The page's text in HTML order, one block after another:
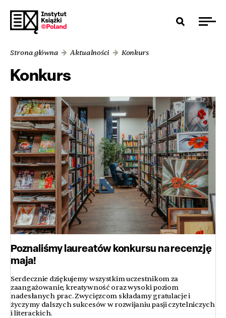
Strona główna Aktualności Konkurs
Konkurs
Poznaliśmy laureatów konkursu na recenzję
maja!
Serdecznie dziękujemy wszystkim uczestnikom za
zaangażowanie, kreatywność oraz wysoki poziom
nadesłanych prac. Zwycięzcom składamy gratulacje i
życzymy dalszych sukcesów w rozwijaniu pasji czytelniczych
i literackich.